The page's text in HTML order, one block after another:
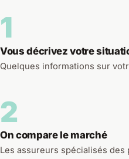
1
Vous décrivez votre
Quelques informations sur
2
On compare le marché
Les assureurs spécialisés